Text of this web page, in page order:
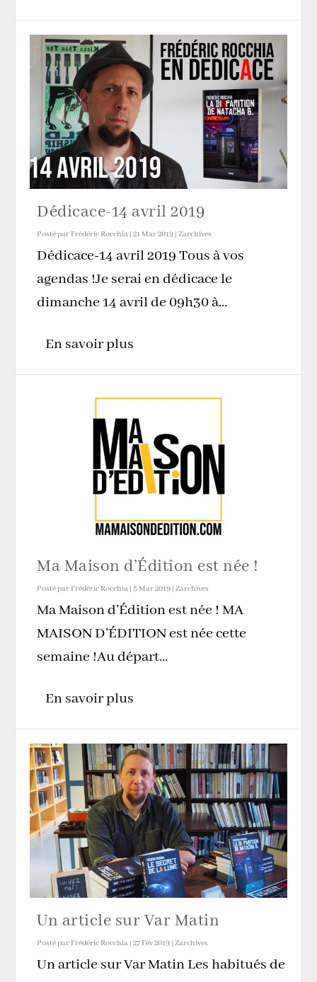
Dédicace-14 avril 2019
Posté par Frédéric Rocchia |21 Mar 2019 |Zarchives
Dédicace-14 avril 2019 Tous à vos
agendas !Je serai en dédicace le
dimanche 14 avril de 09h30 à...
En savoir plus
Ma Maison d’Édition est née !
Posté par Frédéric Rocchia |5 Mar 2019 |Zarchives
Ma Maison d’Édition est née ! MA
MAISON D’ÉDITION est née cette
semaine !Au départ...
En savoir plus
Un article sur Var Matin
Posté par Frédéric Rocchia |27 Fév 2019 |Zarchives
Un article sur Var Matin Les habitués de